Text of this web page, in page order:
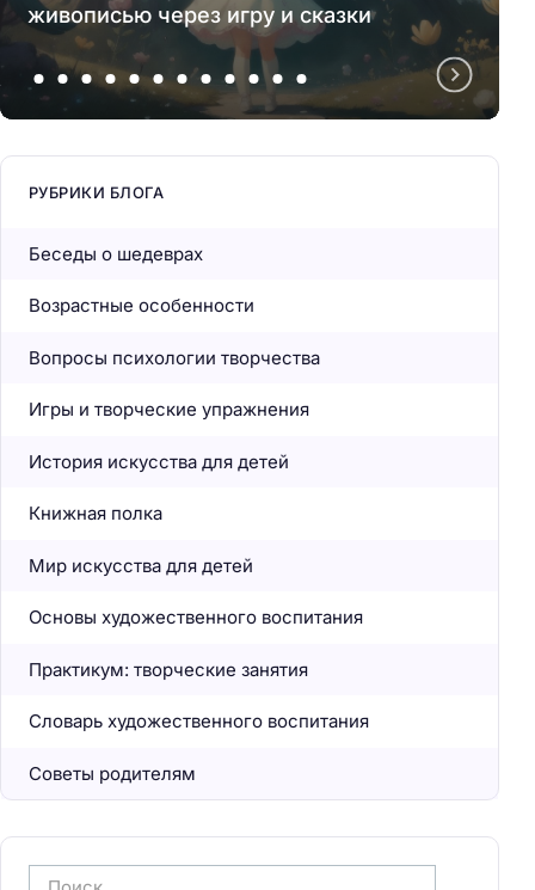
живописью через игру и сказки
РУБРИКИ БЛОГА
Беседы о шедеврах
Возрастные особенности
Вопросы психологии творчества
Игры и творческие упражнения
История искусства для детей
Книжная полка
Мир искусства для детей
Основы художественного воспитания
Практикум: творческие занятия
Словарь художественного воспитания
Советы родителям